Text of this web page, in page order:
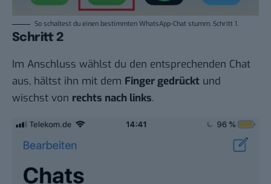
So schaltest du einen bestimmten WhatsApp-Chat stumm. Schritt 1.
Schritt 2
Im Anschluss wählst du den entsprechenden Chat
aus, hältst ihn mit dem Finger gedrückt und
wischst von rechts nach links.